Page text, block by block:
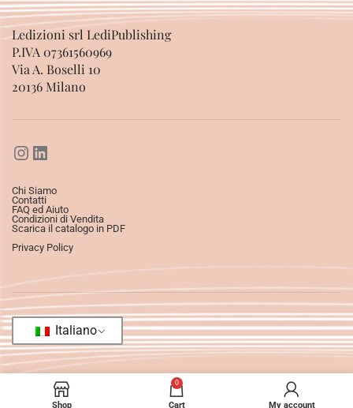
Ledizioni srl LediPublishing
P.IVA 07361560969
Via A. Boselli 10
20136 Milano
Chi Siamo
Contatti
FAQ ed Aiuto
Condizioni di Vendita
Scarica il catalogo in PDF
Privacy Policy
Italiano
Shop
0
Cart My account